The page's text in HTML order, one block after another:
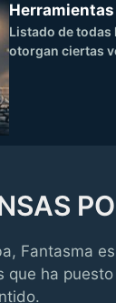
Herramientas
Listado de todas
otorgan ciertas
Fantasma
que ha